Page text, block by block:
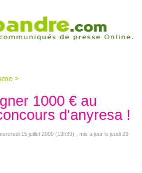
>
1000 € au
d'anyresa !
15 juillet 2009 (13h39)
, mis a jour le jeudi 29